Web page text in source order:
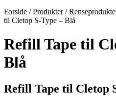
Forside /Produkter/
til Cletop S-Type – Blå
Refill Tape til
Blå
Refill Tape til Cletop